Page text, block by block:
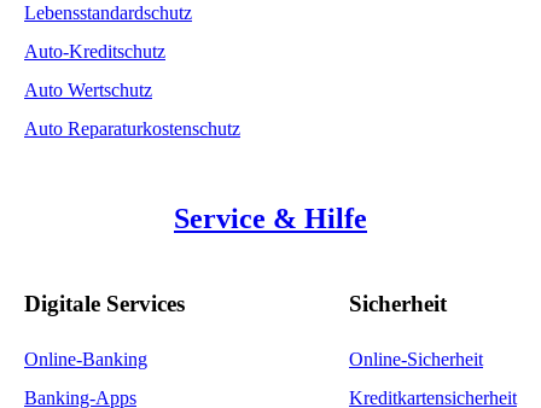
Lebensstandardschutz
Auto-Kreditschutz
Auto Wertschutz
Auto Reparaturkostenschutz
Service & Hilfe
Digitale Services
Online-Banking
Banking-Apps
Sicherheit
Online-Sicherheit
Kreditkartensicherheit